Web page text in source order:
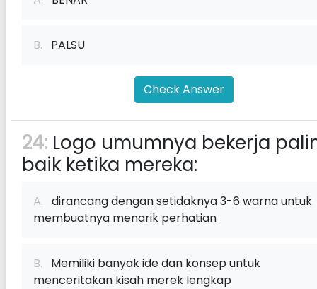
B. PALSU
Check Answer
24: Logo umumnya bekerja
baik ketika mereka:
A. dirancang dengan setidaknya 3-6 warna untuk
membuatnya menarik perhatian
B. Memiliki banyak ide dan konsep untuk
menceritakan kisah merek lengkap